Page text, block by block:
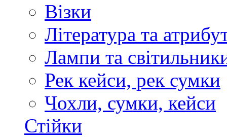
Візки
Література та
Лампи та
Рек кейси, рек сумки
Чохли, сумки, кейси
Стійки